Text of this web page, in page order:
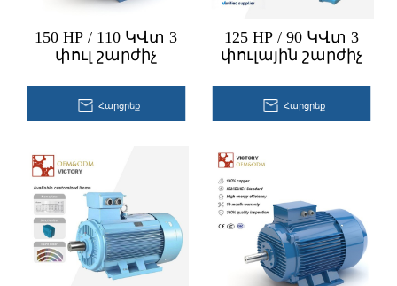
150 HP / 110 ԿՎտ 3
փուլ շարժիչ
Հարցրեք
125 HP / 90 ԿՎտ 3
փուլային շարժիչ
Հարցրեք